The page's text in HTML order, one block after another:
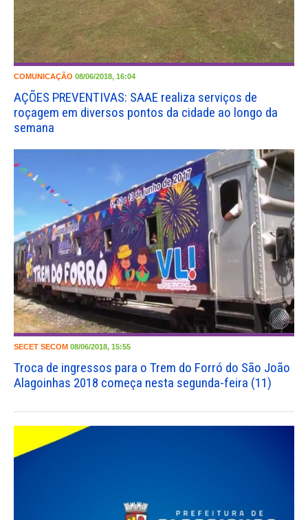
COMUNICAÇÃO 08/06/2018, 16:04
AÇÕES PREVENTIVAS: SAAE realiza serviços de
roçagem em diversos pontos da cidade ao longo da
semana
SECET SECOM 08/06/2018, 15:55
Troca de ingressos para o Trem do Forró do São João
Alagoinhas 2018 começa nesta segunda-feira (11)